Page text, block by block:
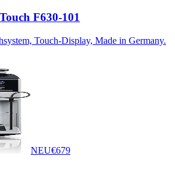
F630-101
Touch-Display, Made in Germany.
NEU€679